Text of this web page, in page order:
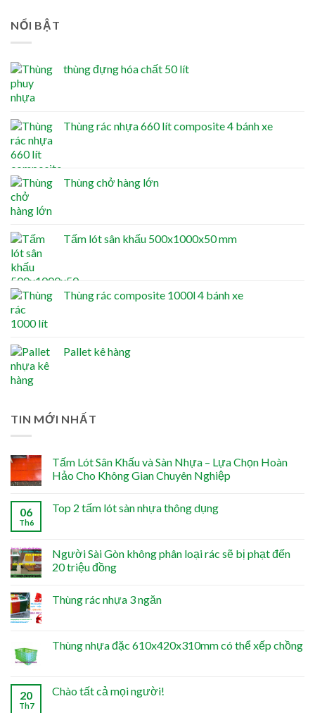
NỔI BẬT
thùng đựng hóa chất 50 lít
Thùng rác nhựa 660 lít composite 4 bánh xe
Thùng chở hàng lớn
Tấm lót sân khấu 500x1000x50 mm
Thùng rác composite 1000l 4 bánh xe
Pallet kê hàng
TIN MỚI NHẤT
Tấm Lót Sân Khấu và Sàn Nhựa – Lựa Chọn Hoàn
Hảo Cho Không Gian Chuyên Nghiệp
06
Th6
Top 2 tấm lót sàn nhựa thông dụng
Người Sài Gòn không phân loại rác sẽ bị phạt đến
20 triệu đồng
Thùng rác nhựa 3 ngăn
Thùng nhựa đặc 610x420x310mm có thể xếp chồng
20
Th7
Chào tất cả mọi người!